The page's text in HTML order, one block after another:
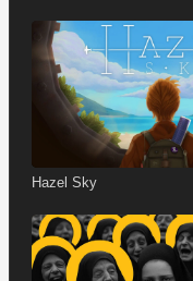
Hazel Sky